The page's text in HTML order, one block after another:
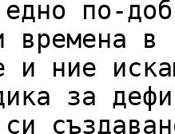
по-
времена
и ние
за